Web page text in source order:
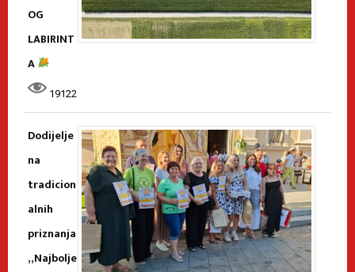
OG
LABIRINT
A
19122
Dodijelje
na
tradicion
alnih
priznanja
„Najbolje